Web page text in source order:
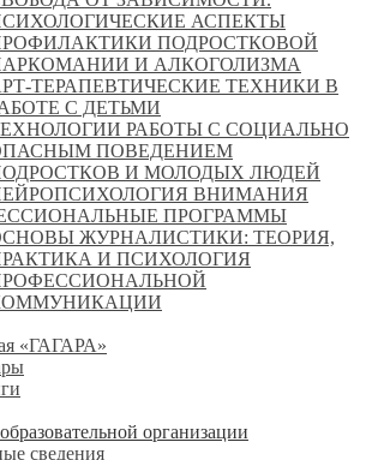
АСПЕКТЫ
ПОДРОСТКОВОЙ
И АЛКОГОЛИЗМА
ТЕРАПЕВТИЧЕСКИЕ ТЕХНИКИ В
С ДЕТЬМИ
РАБОТЫ С СОЦИАЛЬНО
ПОВЕДЕНИЕМ
И МОЛОДЫХ ЛЮДЕЙ
ВНИМАНИЯ
ПРОГРАММЫ
ЖУРНАЛИСТИКИ: ТЕОРИЯ,
И ПСИХОЛОГИЯ
«ГАГАРА»
организации
сведения